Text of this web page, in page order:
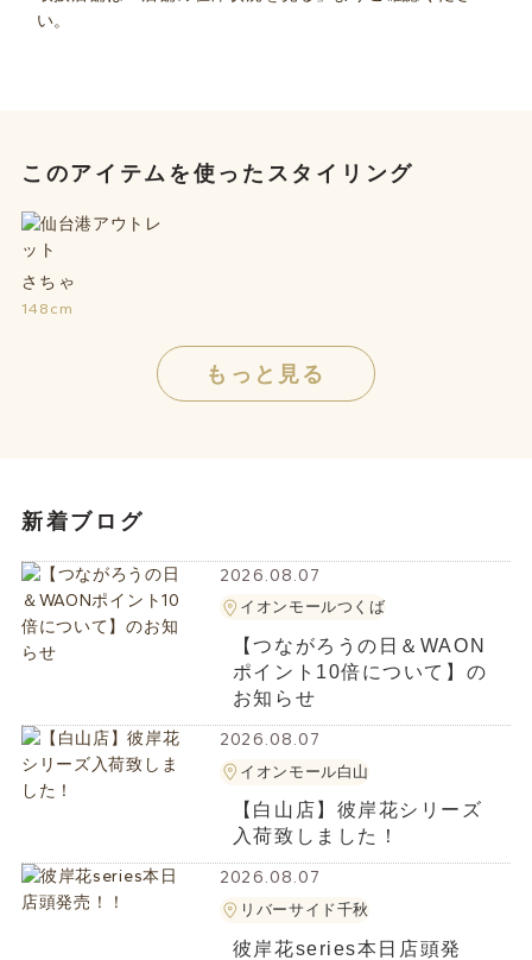
い。
このアイテムを使ったスタイリング
さちゃ
148cm
もっと見る
新着ブログ
2026.08.07
イオンモールつくば
【つながろうの日＆WAON
ポイント10倍について】の
お知らせ
2026.08.07
イオンモール白山
【白山店】彼岸花シリーズ
入荷致しました！
2026.08.07
リバーサイド千秋
彼岸花series本日店頭発